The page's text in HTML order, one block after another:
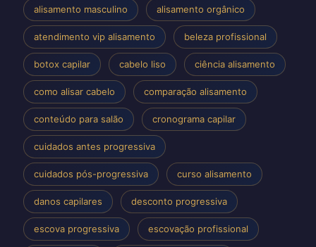
alisamento masculino alisamento orgânico
atendimento vip alisamento beleza profissional
botox capilar cabelo liso ciência alisamento
como alisar cabelo comparação alisamento
conteúdo para salão cronograma capilar
cuidados antes progressiva
cuidados pós-progressiva curso alisamento
danos capilares desconto progressiva
escova progressiva escovação profissional